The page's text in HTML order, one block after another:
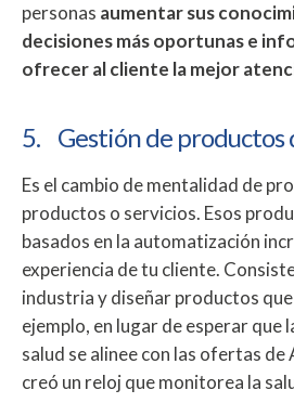
personas aumentar sus
decisiones más oportunas e
ofrecer al cliente la mejor
5. Gestión de productos
Es el cambio de mentalidad de
productos o servicios. Esos
basados en la automatización
experiencia de tu cliente.
industria y diseñar productos
ejemplo, en lugar de esperar que
salud se alinee con las ofertas de
creó un reloj que monitorea la